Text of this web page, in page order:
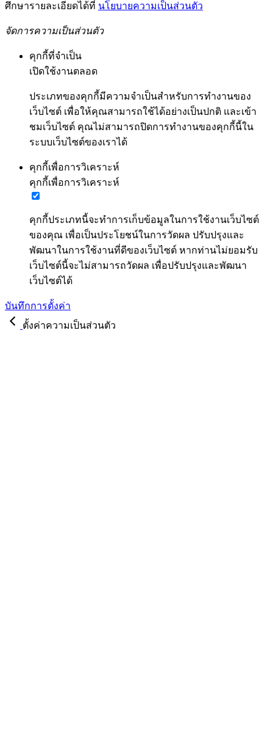
ศึกษารายละเอียดได้ที่ นโยบายความเป็นส่วนตัว
จัดการความเป็นส่วนตัว
คุกกี้ที่จำเป็น
เปิดใช้งานตลอด
ประเภทของคุกกี้มีความจำเป็นสำหรับการทำงานของ
เว็บไซต์ เพื่อให้คุณสามารถใช้ได้อย่างเป็นปกติ และเข้า
ชมเว็บไซต์ คุณไม่สามารถปิดการทำงานของคุกกี้นี้ใน
ระบบเว็บไซต์ของเราได้
คุกกี้เพื่อการวิเคราะห์
คุกกี้เพื่อการวิเคราะห์
คุกกี้ประเภทนี้จะทำการเก็บข้อมูลในการใช้งานเว็บไซต์
ของคุณ เพื่อเป็นประโยชน์ในการวัดผล ปรับปรุงและ
พัฒนาในการใช้งานที่ดีของเว็บไซต์ หากท่านไม่ยอมรับ
เว็บไซต์นี้จะไม่สามารถวัดผล เพื่อปรับปรุงและพัฒนา
เว็บไซต์ได้
บันทึกการตั้งค่า
ตั้งค่าความเป็นส่วนตัว